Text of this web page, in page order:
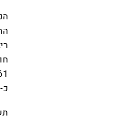
כ-4,150 שקל להחזרי המשכנתא.